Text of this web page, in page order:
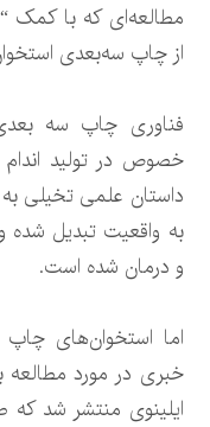
مطالعه‌ای که با کمک
از چاپ سه‌بعدی
فناوری چاپ سه
خصوص در تولید
داستان علمی تخیلی
به واقعیت تبدیل
و درمان شده است.
خبری در مورد مطالعه
ایلینوی منتشر شد